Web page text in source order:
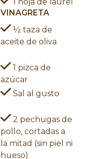
VINAGRETA
½ taza de
aceite de oliva
1 pizca de
azúcar
Sal al gusto
2 pechugas de
pollo, cortadas a
la mitad (sin piel ni
hueso)